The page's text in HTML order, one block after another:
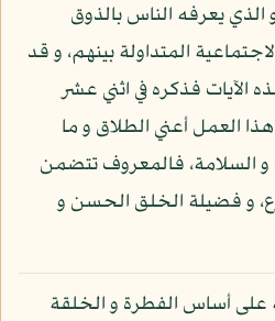
يعرفه الناس بالذوق
المتداولة بينهم، و قد
الآيات فذكره في اثني عشر
العمل أعني الطلاق و ما
السلامة، فالمعروف تتضمن
و فضيلة الخلق الحسن و
على أساس الفطرة و الخلقة